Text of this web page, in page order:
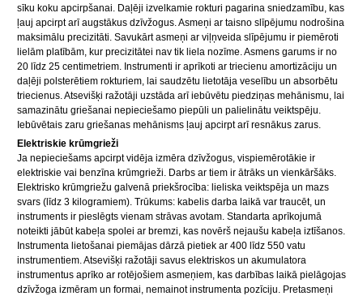
sīku koku apcirpšanai. Daļēji izvelkamie rokturi pagarina sniedzamību, kas
ļauj apcirpt arī augstākus dzīvžogus. Asmeņi ar taisno slīpējumu nodrošina
maksimālu precizitāti. Savukārt asmeņi ar viļņveida slīpējumu ir piemēroti
lielām platībām, kur precizitātei nav tik liela nozīme. Asmens garums ir no
20 līdz 25 centimetriem. Instrumenti ir aprīkoti ar triecienu amortizāciju un
daļēji polsterētiem rokturiem, lai saudzētu lietotāja veselību un absorbētu
triecienus. Atsevišķi ražotāji uzstāda arī iebūvētu piedziņas mehānismu, lai
samazinātu griešanai nepieciešamo piepūli un palielinātu veiktspēju.
Iebūvētais zaru griešanas mehānisms ļauj apcirpt arī resnākus zarus.
Elektriskie krūmgrieži
Ja nepieciešams apcirpt vidēja izmēra dzīvžogus, vispiemērotākie ir
elektriskie vai benzīna krūmgrieži. Darbs ar tiem ir ātrāks un vienkāršāks.
Elektrisko krūmgriežu galvenā priekšrocība: lieliska veiktspēja un mazs
svars (līdz 3 kilogramiem). Trūkums: kabelis darba laikā var traucēt, un
instruments ir pieslēgts vienam strāvas avotam. Standarta aprīkojumā
noteikti jābūt kabeļa spolei ar bremzi, kas novērš nejaušu kabeļa iztīšanos.
Instrumenta lietošanai piemājas dārzā pietiek ar 400 līdz 550 vatu
instrumentiem. Atsevišķi ražotāji savus elektriskos un akumulatora
instrumentus aprīko ar rotējošiem asmeņiem, kas darbības laikā pielāgojas
dzīvžoga izmēram un formai, nemainot instrumenta pozīciju. Pretasmeņi